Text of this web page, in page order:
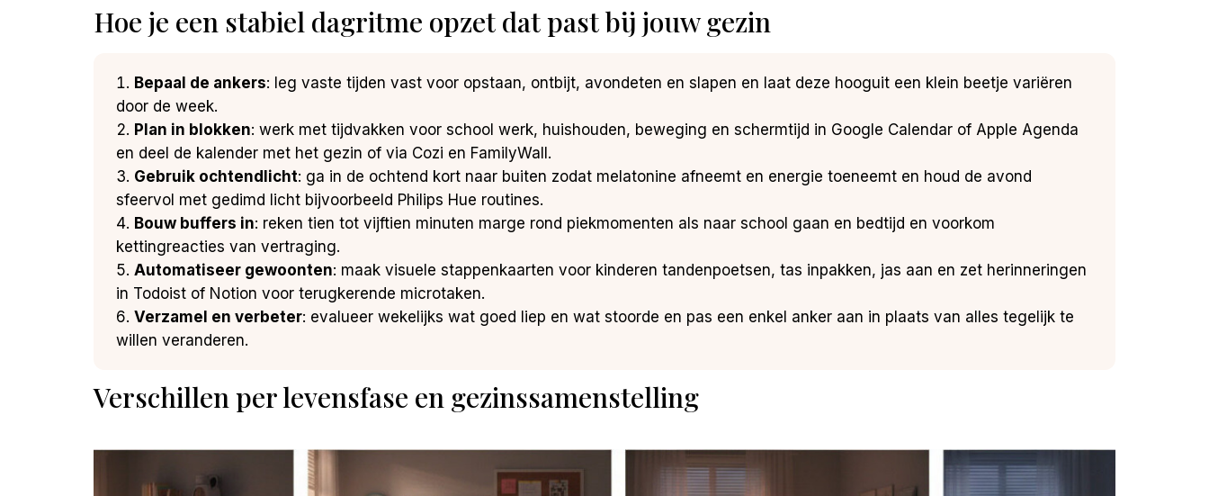
Hoe je een stabiel dagritme opzet dat past bij jouw gezin
Bepaal de ankers: leg vaste tijden vast voor opstaan, ontbijt, avondeten en slapen en laat deze hooguit een klein beetje variëren
door de week.
Plan in blokken: werk met tijdvakken voor school werk, huishouden, beweging en schermtijd in Google Calendar of Apple Agenda
en deel de kalender met het gezin of via Cozi en FamilyWall.
Gebruik ochtendlicht: ga in de ochtend kort naar buiten zodat melatonine afneemt en energie toeneemt en houd de avond
sfeervol met gedimd licht bijvoorbeeld Philips Hue routines.
Bouw buffers in: reken tien tot vijftien minuten marge rond piekmomenten als naar school gaan en bedtijd en voorkom
kettingreacties van vertraging.
Automatiseer gewoonten: maak visuele stappenkaarten voor kinderen tandenpoetsen, tas inpakken, jas aan en zet herinneringen
in Todoist of Notion voor terugkerende microtaken.
Verzamel en verbeter: evalueer wekelijks wat goed liep en wat stoorde en pas een enkel anker aan in plaats van alles tegelijk te
willen veranderen.
Verschillen per levensfase en gezinssamenstelling